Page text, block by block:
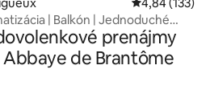
| Balkón | Jednoduché
prenájmy
de Brantôme